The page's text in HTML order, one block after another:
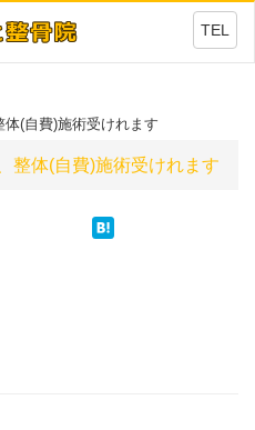
TEL
(自費)施術受けれます
体(自費)施術受けれます